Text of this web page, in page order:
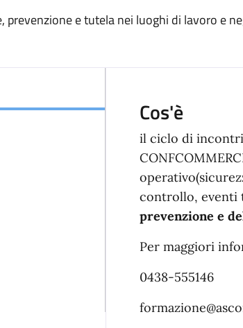
prevenzione e tutela nei luoghi di lavoro e
Cos'è
il ciclo di
controllo, eventi
prevenzione e
Per maggiori
0438-555146